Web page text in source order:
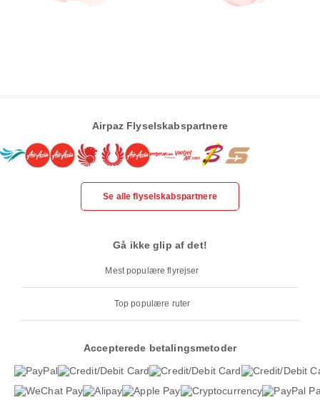
Airpaz Flyselskabspartnere
Se alle flyselskabspartnere
Gå ikke glip af det!
Mest populære flyrejser
Top populære ruter
Accepterede betalingsmetoder